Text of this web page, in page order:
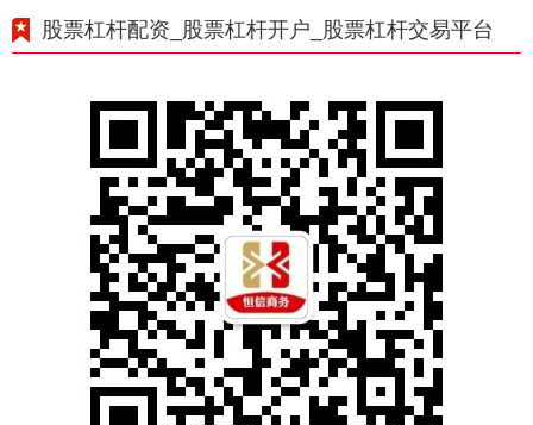
股票杠杆配资_股票杠杆开户_股票杠杆交易平台